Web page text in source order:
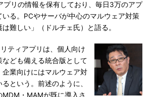
プリの情報を保有しており、毎日3万のアプ
いる。PCやサーバが中心のマルウェア対策
難しい」（ドルチェ氏）と語る。
ティアプリは、個人向け
ども備える統合版として
業向けにはマルウェア対
という。前述のように、
・MAMが既に導入さ